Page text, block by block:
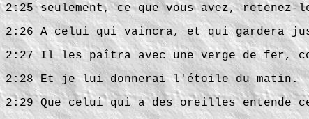
2:25 seulement, ce que vous avez,
2:26 A celui qui vaincra, et qui gardera
2:27 Il les paîtra avec une verge de fer,
2:28 Et je lui donnerai l'étoile du matin.
2:29 Que celui qui a des oreilles entende